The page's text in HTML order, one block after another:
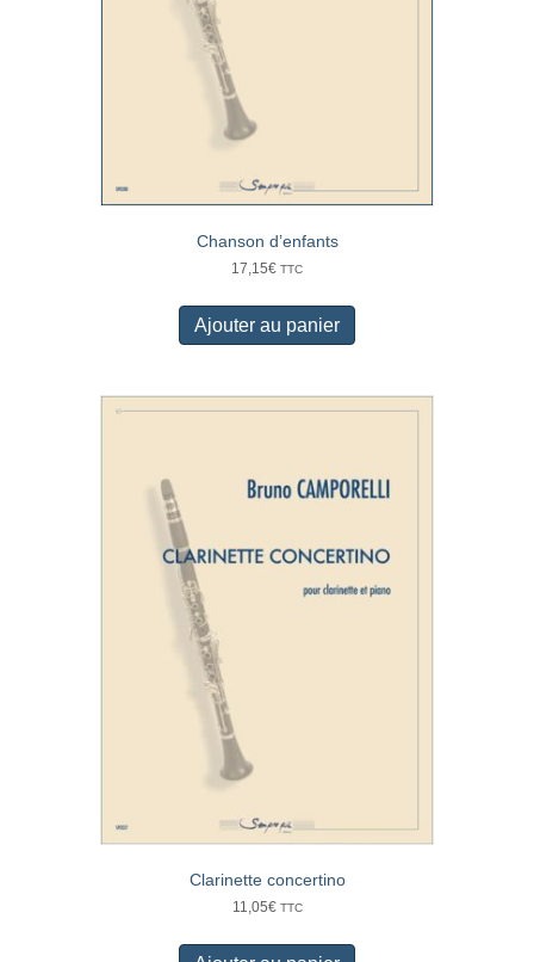
Chanson d’enfants
17,15€ TTC
Ajouter au panier
Clarinette concertino
11,05€ TTC